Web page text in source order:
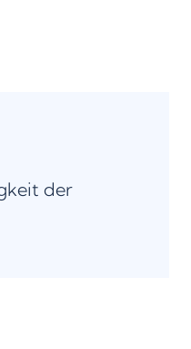
der